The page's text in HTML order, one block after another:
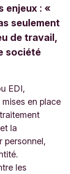
enjeux : «
seulement
de travail,
société
EDI,
mises en place
la
personnel,
les